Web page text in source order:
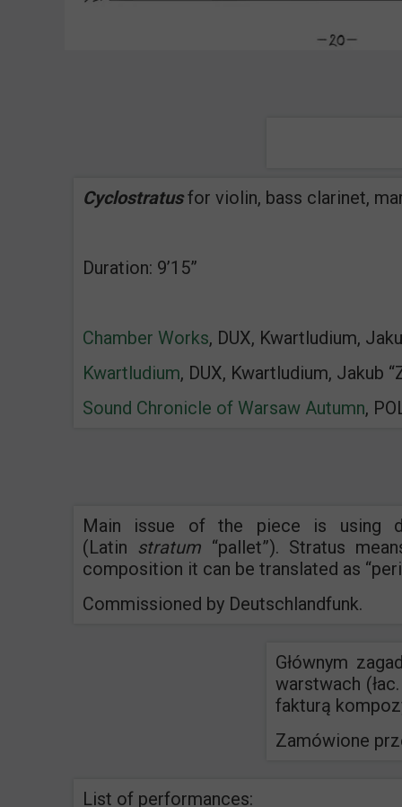
Cyclostratusfor violin, bass clarinet,
Duration: 9’15”
Chamber Works, DUX, Kwartludium,
Kwartludium, DUX, Kwartludium, Jakub
Sound Chronicle of Warsaw Autumn,
Main issue of the piece is using
(Latin stratum “pallet”). Stratus
composition it can be translated as
Commissioned by Deutschlandfunk.
Głównym
warstwach (łac.
fakturą
Zamówione
List of performances: